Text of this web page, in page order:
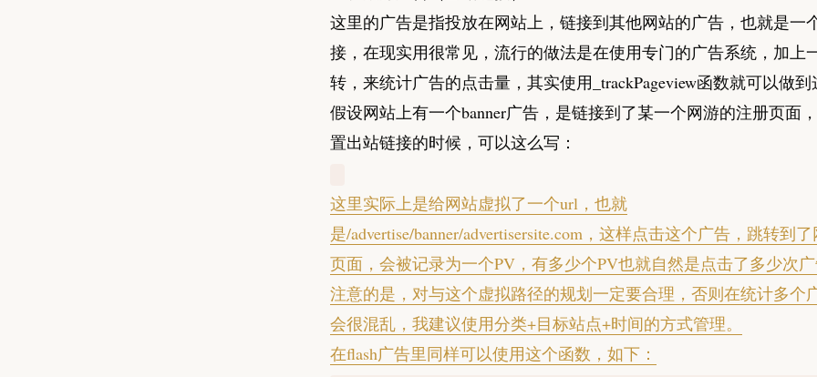
这里的广告是指投放在网站上，链接到其他网站的广告，也就是一
接，在现实用很常见，流行的做法是在使用专门的广告系统，加上
转，来统计广告的点击量，其实使用_trackPageview函数就可以做到
假设网站上有一个banner广告，是链接到了某一个网游的注册页面
置出站链接的时候，可以这么写：
这里实际上是给网站虚拟了一个url，也就
是/advertise/banner/advertisersite.com，这样点击这个广告，跳转到
页面，会被记录为一个PV，有多少个PV也就自然是点击了多少次
注意的是，对与这个虚拟路径的规划一定要合理，否则在统计多个
会很混乱，我建议使用分类+目标站点+时间的方式管理。
在flash广告里同样可以使用这个函数，如下：